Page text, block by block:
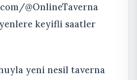
@OnlineTaverna
keyifli saatler
yeni nesil taverna